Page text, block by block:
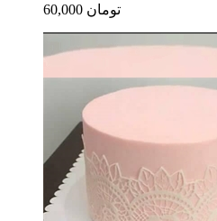
60,000 تومان